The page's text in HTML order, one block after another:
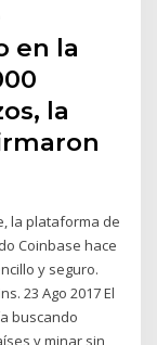
en la
la
la plataforma de
Coinbase hace
y seguro.
23 Ago 2017 El
buscando